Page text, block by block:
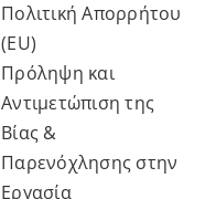
Πολιτική Απορρήτου
(ΕU)
Πρόληψη και
Αντιμετώπιση της
Βίας &
Παρενόχλησης στην
Εργασία